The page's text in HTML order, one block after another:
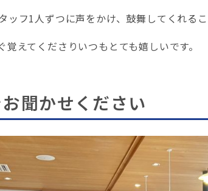
ッフ1人ずつに声をかけ、鼓舞してくれるこ
えてくださりいつもとても嬉しいです。
聞かせください